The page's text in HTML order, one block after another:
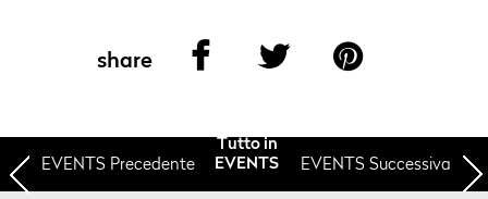
share
EVENTS Precedente
Tutto in
EVENTS
EVENTS Successiva